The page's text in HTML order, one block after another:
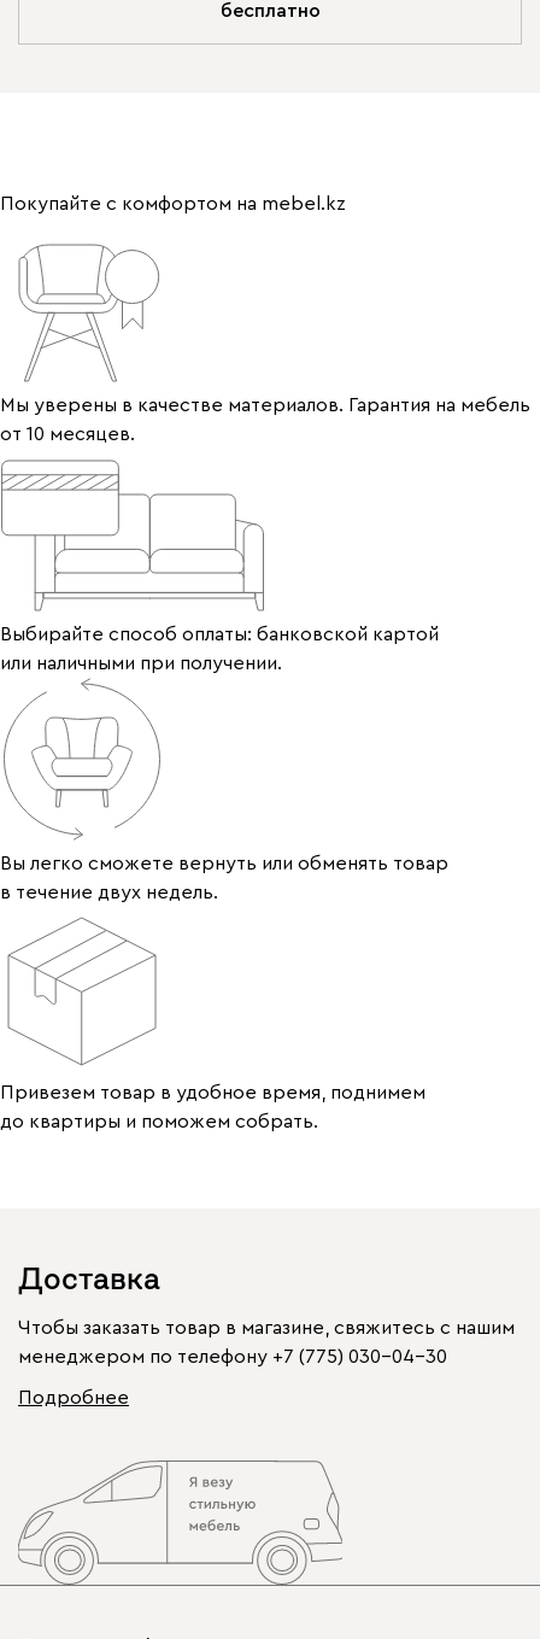
бесплатно
Покупайте с комфортом на mebel.kz
Мы уверены в качестве материалов. Гарантия на мебель
от 10 месяцев.
Выбирайте способ оплаты: банковской картой
или наличными при получении.
Вы легко сможете вернуть или обменять товар
в течение двух недель.
Привезем товар в удобное время, поднимем
до квартиры и поможем собрать.
Доставка
Чтобы заказать товар в магазине, свяжитесь с нашим
менеджером по телефону +7 (775) 030-04-30
Подробнее